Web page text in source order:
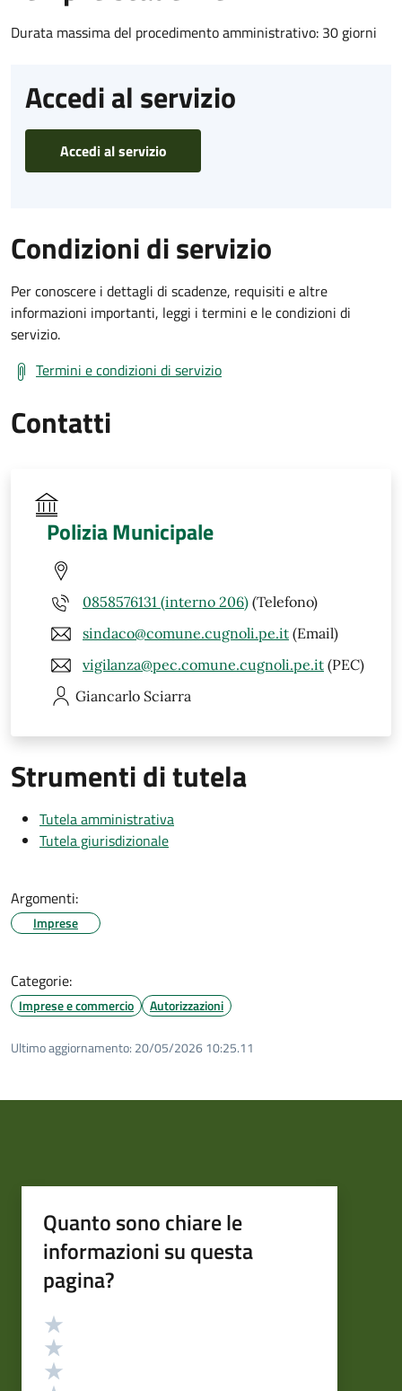
Durata massima del procedimento amministrativo: 30 giorni
Accedi al servizio
Accedi al servizio
Condizioni di servizio
Per conoscere i dettagli di scadenze, requisiti e altre
informazioni importanti, leggi i termini e le condizioni di
servizio.
Termini e condizioni di servizio
Contatti
Polizia Municipale
0858576131 (interno 206) (Telefono)
sindaco@comune.cugnoli.pe.it (Email)
vigilanza@pec.comune.cugnoli.pe.it (PEC)
Giancarlo Sciarra
Strumenti di tutela
Tutela amministrativa
Tutela giurisdizionale
Argomenti:
Imprese
Categorie:
Imprese e commercio Autorizzazioni
Ultimo aggiornamento: 20/05/2026 10:25.11
Quanto sono chiare le
informazioni su questa
pagina?
Valutazione